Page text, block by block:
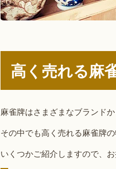
高く売れる麻
麻雀牌はさまざまなブランド
その中でも高く売れる麻雀牌
いくつかご紹介しますので、